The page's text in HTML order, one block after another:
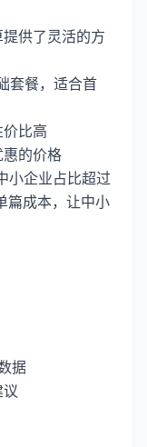
供了灵活的方
套餐，适合首
比高
的价格
小企业占比超过
篇成本，让中小
据